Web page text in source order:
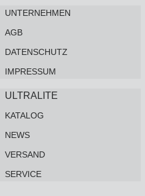
UNTERNEHMEN
AGB
DATENSCHUTZ
IMPRESSUM
ULTRALITE
KATALOG
NEWS
VERSAND
SERVICE